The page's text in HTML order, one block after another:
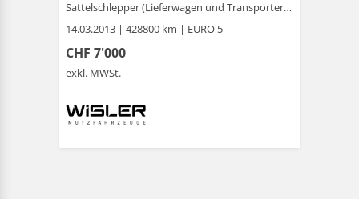
Sattelschlepper (Lieferwagen und Transporter ) |
14.03.2013 | 428800 km | EURO 5
CHF 7'000
exkl. MWSt.